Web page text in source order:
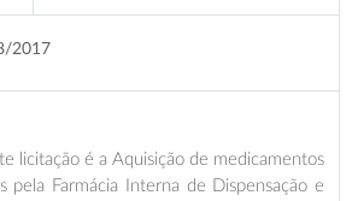
2017
licitação é a Aquisição de medicamentos
pela Farmácia Interna de Dispensação e